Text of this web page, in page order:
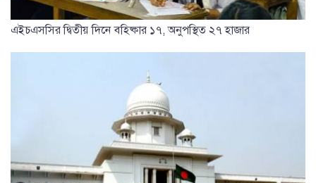
এইচএসসির দ্বিতীয় দিনে বহিষ্কার ১৭, অনুপস্থিত ২৭ হাজার